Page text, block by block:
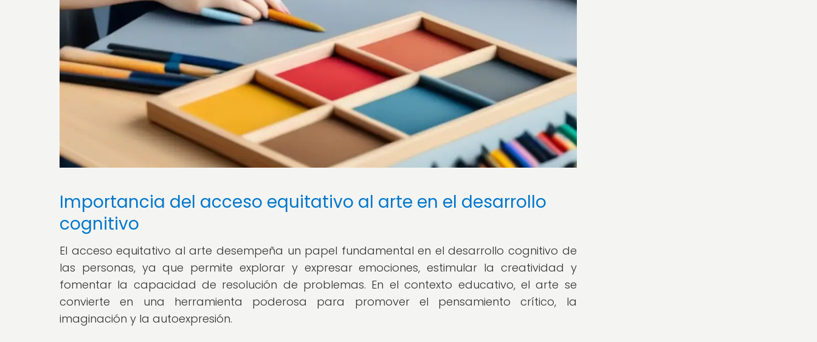
Importancia del acceso equitativo al arte en el desarrollo
cognitivo
El acceso equitativo al arte desempeña un papel fundamental en el desarrollo cognitivo de
las personas, ya que permite explorar y expresar emociones, estimular la creatividad y
fomentar la capacidad de resolución de problemas. En el contexto educativo, el arte se
convierte en una herramienta poderosa para promover el pensamiento crítico, la
imaginación y la autoexpresión.